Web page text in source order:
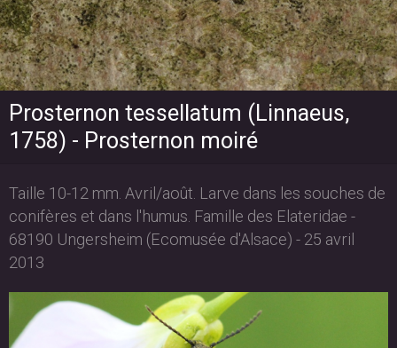
Prosternon tessellatum (Linnaeus,
1758) - Prosternon moiré
Taille 10-12 mm. Avril/août. Larve dans les souches de
conifères et dans l'humus. Famille des Elateridae -
68190 Ungersheim (Ecomusée d'Alsace) - 25 avril
2013